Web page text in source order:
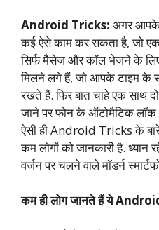
Android Tricks: अगर
कई ऐसे काम कर सकता है, जो
सिर्फ मैसेज और कॉल भेजने के लिए
मिलने लगे हैं, जो आपके टाइम के
रखते हैं. फिर बात चाहे एक साथ
जाने पर फोन के ऑटोमैटिक
ऐसी ही Android Tricks के
कम लोगों को जानकारी है. ध्यान
वर्जन पर चलने वाले मॉडर्न
कम ही लोग जानते हैं ये